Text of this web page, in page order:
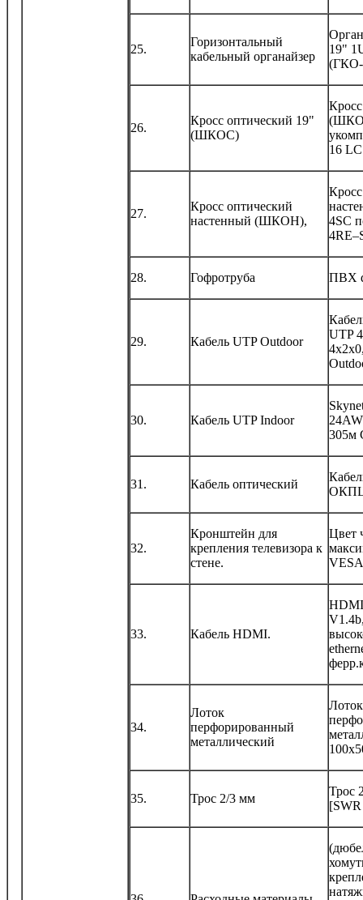
25.
Горизонтальный
кабельный органайзер
19"
26.
Кросс оптический 19"
(ШКОС)
16
27.
Кросс оптический
настенный (ШКОН),
4SC
28. Гофротруба ПВХ
29. Кабель UTP Outdoor
UTP
30. Кабель UTP Indoor
305м
31. Кабель оптический
32.
Кронштейн для
крепления телевизора к
стене.
Цвет
33. Кабель HDMI.
34.
Лоток
перфорированный
металлический
Лоток
35. Трос 2/3 мм
Трос